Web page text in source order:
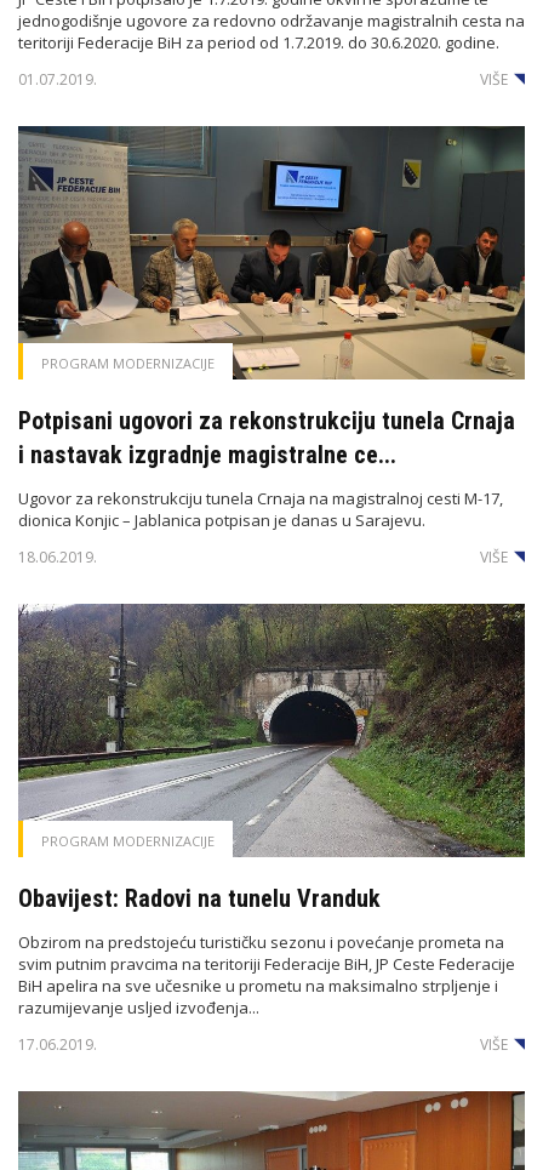
jednogodišnje ugovore za redovno održavanje magistralnih cesta na
teritoriji Federacije BiH za period od 1.7.2019. do 30.6.2020. godine.
01.07.2019. VIŠE
PROGRAM MODERNIZACIJE
Potpisani ugovori za rekonstrukciju tunela Crnaja
i nastavak izgradnje magistralne ce...
Ugovor za rekonstrukciju tunela Crnaja na magistralnoj cesti M-17,
dionica Konjic – Jablanica potpisan je danas u Sarajevu.
18.06.2019. VIŠE
PROGRAM MODERNIZACIJE
Obavijest: Radovi na tunelu Vranduk
Obzirom na predstojeću turističku sezonu i povećanje prometa na
svim putnim pravcima na teritoriji Federacije BiH, JP Ceste Federacije
BiH apelira na sve učesnike u prometu na maksimalno strpljenje i
razumijevanje usljed izvođenja...
17.06.2019. VIŠE